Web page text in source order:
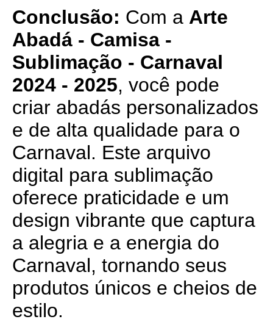
Conclusão: Com a Arte
Abadá - Camisa -
Sublimação - Carnaval
2024 - 2025, você pode
criar abadás personalizados
e de alta qualidade para o
Carnaval. Este arquivo
digital para sublimação
oferece praticidade e um
design vibrante que captura
a alegria e a energia do
Carnaval, tornando seus
produtos únicos e cheios de
estilo.